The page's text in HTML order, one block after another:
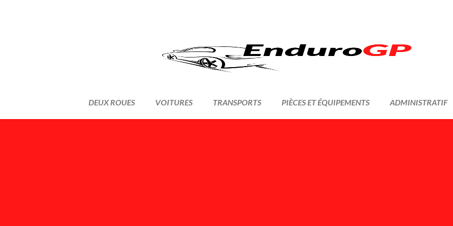
DEUX ROUES VOITURES TRANSPORTS PIÈCES ET ÉQUIPEMENTS ADMINISTRATIF